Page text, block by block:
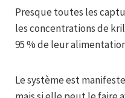
Presque toutes les
les concentrations de
95 % de leur
Le système est